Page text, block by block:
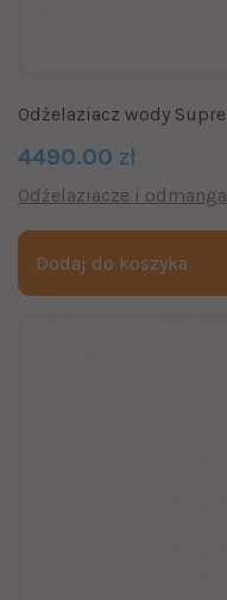
Odżelaziacz wody
4490.00 zł
Odżelaziacze i
Dodaj do koszyka